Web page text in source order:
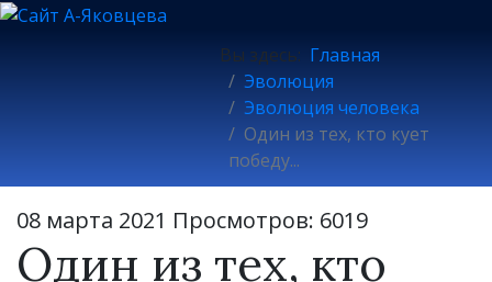
Вы здесь: Главная
Эволюция
Эволюция человека
Один из тех, кто кует
победу...
08 марта 2021 Просмотров: 6019
Один из тех, кто